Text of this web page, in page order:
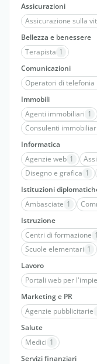
Assicurazioni
Assicurazione sulla
Bellezza e benessere
Terapista 1
Comunicazioni
Operatori di telefonia
Immobili
Agenti immobiliari 1
Consulenti immobiliari
Informatica
Agenzie web 1
Disegno e grafica 1
Istituzioni
Ambasciate 1
Istruzione
Centri di formazione 1
Scuole elementari 1
Lavoro
Portali web per
Marketing e PR
Agenzie pubblicitarie
Salute
Medici 1
Servizi finanziari